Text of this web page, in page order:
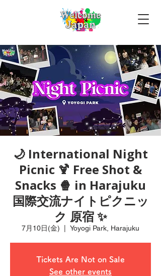
🌙 International Night
Picnic 🍹 Free Shot &
Snacks 🍿 in Harajuku
国際交流ナイトピクニッ
ク 原宿 ✨
7月10日(金) Yoyogi Park, Harajuku
Tickets Are Not on Sale
See other events